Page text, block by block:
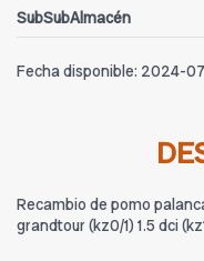
SubSubAlmacén
Fecha disponible: 2024-
Recambio de pomo
grandtour (kz0/1) 1.5 dci